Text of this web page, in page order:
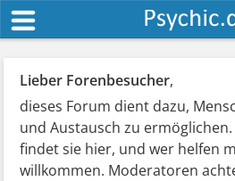
Lieber Forenbesucher,
dieses Forum dient dazu,
und Austausch zu
findet sie hier, und wer helfen
willkommen. Moderatoren